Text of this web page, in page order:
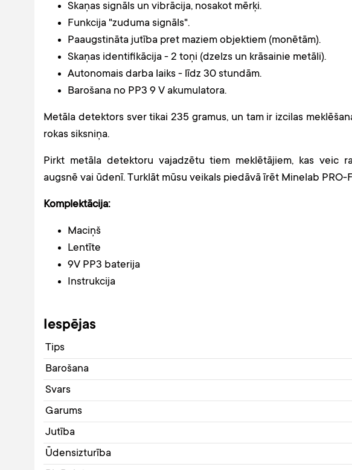
Skaņas signāls un vibrācija, nosakot mērķi.
Funkcija "zuduma signāls".
Paaugstināta jutība pret maziem objektiem (monētām).
Skaņas identifikācija - 2 toņi (dzelzs un krāsainie metāli).
Autonomais darba laiks - līdz 30 stundām.
Barošana no PP3 9 V akumulatora.
Metāla detektors sver tikai 235 gramus, un tam ir izcilas
rokas siksniņa.
Pirkt metāla detektoru vajadzētu tiem meklētājiem, kas veic
augsnē vai ūdenī. Turklāt mūsu veikals piedāvā īrēt Minelab PRO-
Komplektācija:
Maciņš
Lentīte
9V PP3 baterija
Instrukcija
Iespējas
Tips
Barošana
Svars
Garums
Jutība
Ūdensizturība